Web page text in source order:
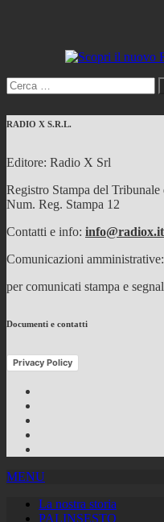
Ricerca
per:
RADIO X S.R.L.
Editore: Radio X Srl
Registro Stampa del
Num. Reg. Stampa 12
Contatti e info: info@radiox.it
Comunicazioni amministrative:
per comunicati stampa e
Documenti e contatti
Privacy Policy
MENU
La nostra storia
PALINSESTO